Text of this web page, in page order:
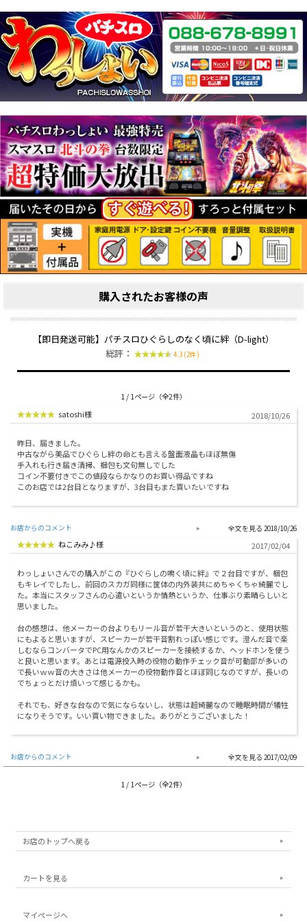
購入されたお客様の声
【即日発送可能】パチスロひぐらしのなく頃に絆（D-light）
総評：
4.3 (2件)
1 / 1ページ（全2件）
satoshi様 2018/10/26
昨日、届きました。
中古ながら美品でひぐらし絆の命とも言える盤面液晶もほぼ無傷
手入れも行き届き清掃、梱包も文句無しでした
コイン不要付きでこの値段ならかなりのお買い得品ですね
このお店では2台目となりますが、3台目もまた買いたいですね
お店からのコメント 2018/10/26
ねこみみ♪様 2017/02/04
わっしょいさんでの購入がこの『ひぐらしの鳴く頃に絆』で２台目ですが、梱包
もキレイでしたし、前回のスカガ同様に筐体の内外装共にめちゃくちゃ綺麗でし
た。本当にスタッフさんの心遣いというか情熱というか、仕事ぶり素晴らしいと
思いました。
台の感想は、他メーカーの台よりもリール音が若干大きいというのと、使用状態
にもよると思いますが、スピーカーが若干音割れっぽい感じです。澄んだ音で楽
しむならコンバータでPC用なんかのスピーカーを接続するか、ヘッドホンを使う
と良いと思います。あとは電源投入時の役物の動作チェック音が可動部が多いの
で長いｗｗ音の大きさは他メーカーの役物動作音とほぼ同じなのですが、長いの
でちょっとだけ煩いって感じるかも。
それでも、好きな台なので気にならないし、状態は超綺麗なので睡眠時間が犠牲
になりそうです。いい買い物できました。ありがとうございました！
お店からのコメント 2017/02/09
1 / 1ページ（全2件）
お店のトップへ戻る
カートを見る
マイページへ